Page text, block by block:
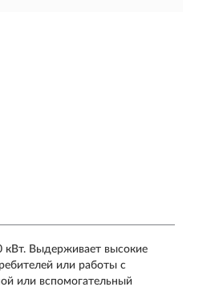
кВт. Выдерживает высокие
или работы с
или вспомогательный